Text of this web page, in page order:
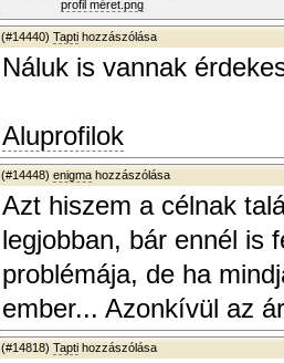
profil méret.png
(#14440) Tapti hozzászólása
Náluk is vannak
Aluprofilok
(#14448) enigma hozzászólása
Azt hiszem a célnak
legjobban, bár ennél is
problémája, de ha
ember... Azonkívül az
(#14818) Tapti hozzászólása